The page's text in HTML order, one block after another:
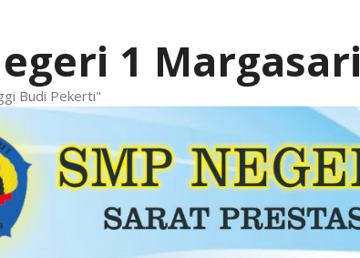
1 Margasari
Budi Pekerti"